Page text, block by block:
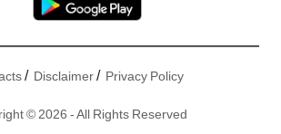
/ Disclaimer/ Privacy Policy
© 2026 - All Rights Reserved